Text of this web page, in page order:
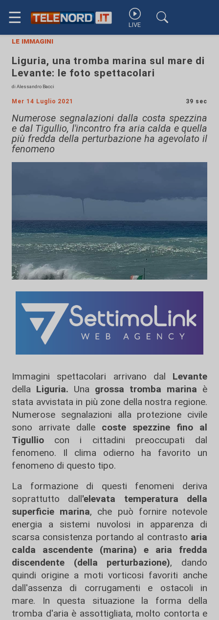
☰ LIVE
le immagini
Liguria, una tromba marina sul mare di
Levante: le foto spettacolari
di Alessandro Bacci
Mer 14 Luglio 2021 39 sec
Numerose segnalazioni dalla costa spezzina
e dal Tigullio, l'incontro fra aria calda e quella
più fredda della perturbazione ha agevolato il
fenomeno
Immagini spettacolari arrivano dal Levante
della Liguria. Una grossa tromba marina è
stata avvistata in più zone della nostra regione.
Numerose segnalazioni alla protezione civile
sono arrivate dalle coste spezzine fino al
Tigullio con i cittadini preoccupati dal
fenomeno. Il clima odierno ha favorito un
fenomeno di questo tipo.
La formazione di questi fenomeni deriva
soprattutto dall'elevata temperatura della
superficie marina, che può fornire notevole
energia a sistemi nuvolosi in apparenza di
scarsa consistenza portando al contrasto aria
calda ascendente (marina) e aria fredda
discendente (della perturbazione), dando
quindi origine a moti vorticosi favoriti anche
dall'assenza di corrugamenti e ostacoli in
mare. In questa situazione la forma della
tromba d'aria è assottigliata, molto contorta e